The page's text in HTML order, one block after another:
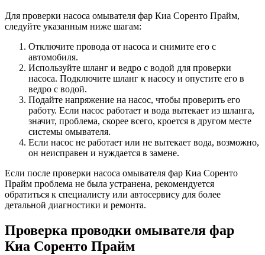
Для проверки насоса омывателя фар Киа Соренто Прайм,
следуйте указанным ниже шагам:
Отключите провода от насоса и снимите его с
автомобиля.
Используйте шланг и ведро с водой для проверки
насоса. Подключите шланг к насосу и опустите его в
ведро с водой.
Подайте напряжение на насос, чтобы проверить его
работу. Если насос работает и вода вытекает из шланга,
значит, проблема, скорее всего, кроется в другом месте
системы омывателя.
Если насос не работает или не вытекает вода, возможно,
он неисправен и нуждается в замене.
Если после проверки насоса омывателя фар Киа Соренто
Прайм проблема не была устранена, рекомендуется
обратиться к специалисту или автосервису для более
детальной диагностики и ремонта.
Проверка проводки омывателя фар
Киа Соренто Прайм